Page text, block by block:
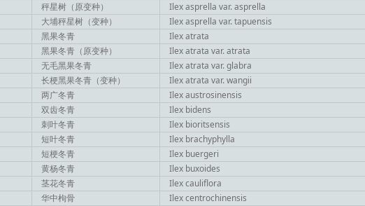
秤星树（原变种） Ilex asprella var. asprella
大埔秤星树（变种） Ilex asprella var. tapuensis
黑果冬青 Ilex atrata
黑果冬青（原变种） Ilex atrata var. atrata
无毛黑果冬青 Ilex atrata var. glabra
长梗黑果冬青（变种） Ilex atrata var. wangii
两广冬青 Ilex austrosinensis
双齿冬青 Ilex bidens
刺叶冬青 Ilex bioritsensis
短叶冬青 Ilex brachyphylla
短梗冬青 Ilex buergeri
黄杨冬青 Ilex buxoides
茎花冬青 Ilex cauliflora
华中枸骨 Ilex centrochinensis